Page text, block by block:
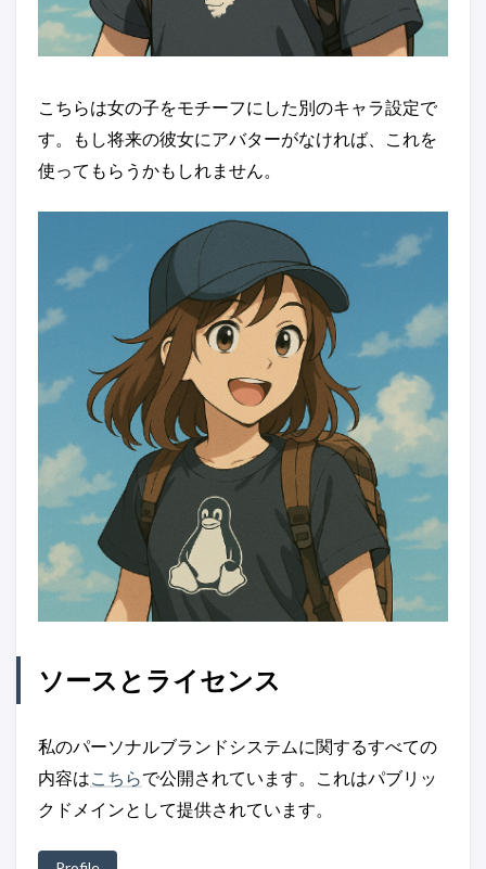
こちらは女の子をモチーフにした別のキャラ設定で
す。もし将来の彼女にアバターがなければ、これを
使ってもらうかもしれません。
ソースとライセンス
私のパーソナルブランドシステムに関するすべての
内容はこちらで公開されています。これはパブリッ
クドメインとして提供されています。